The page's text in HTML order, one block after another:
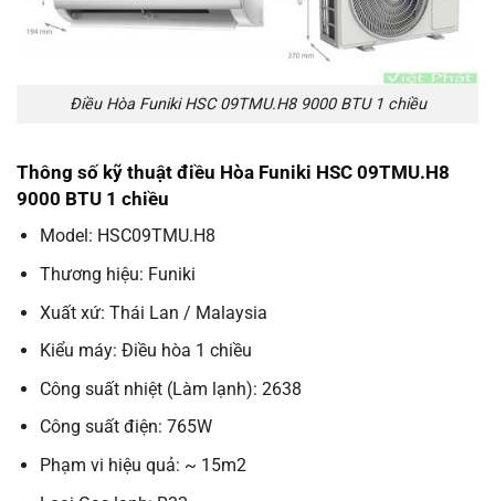
Điều Hòa Funiki HSC 09TMU.H8 9000 BTU 1 chiều
Thông số kỹ thuật điều Hòa Funiki HSC 09TMU.H8
9000 BTU 1 chiều
Model: HSC09TMU.H8
Thương hiệu: Funiki
Xuất xứ: Thái Lan / Malaysia
Kiểu máy: Điều hòa 1 chiều
Công suất nhiệt (Làm lạnh): 2638
Công suất điện: 765W
Phạm vi hiệu quả: ~ 15m2